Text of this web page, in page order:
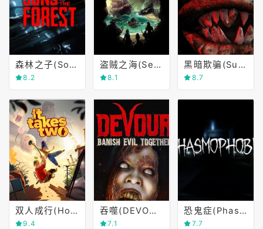
森林之子(Sons of the Forest)
8.2
盗贼之海(Sea of Thieves)
8.1
黑暗欺骗(Super Dark Deception)
8.7
双人成行(Hop on a wild co-op trip in It Takes Two)
9.4
吞噬(DEVOUR)
7.1
恐鬼症(Phasmophobia)
7.7